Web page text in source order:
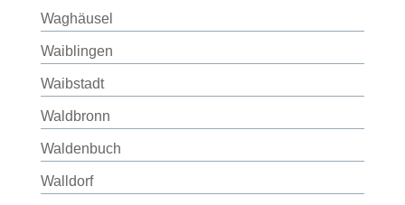
Waghäusel
Waiblingen
Waibstadt
Waldbronn
Waldenbuch
Walldorf